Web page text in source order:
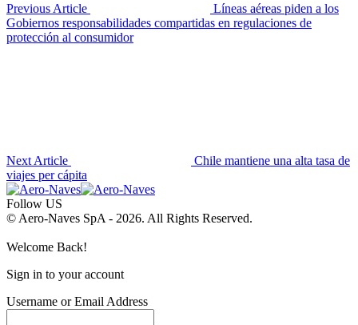
Previous Article
Líneas aéreas piden a los
Gobiernos responsabilidades compartidas en regulaciones de
protección al consumidor
Next Article
Chile mantiene una alta tasa de
viajes per cápita
Follow US
© Aero-Naves SpA - 2026. All Rights Reserved.
Welcome Back!
Sign in to your account
Username or Email Address